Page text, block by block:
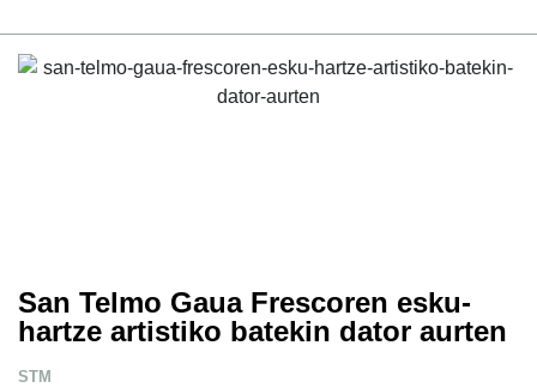
San Telmo Gaua Frescoren esku-
hartze artistiko batekin dator aurten
STM